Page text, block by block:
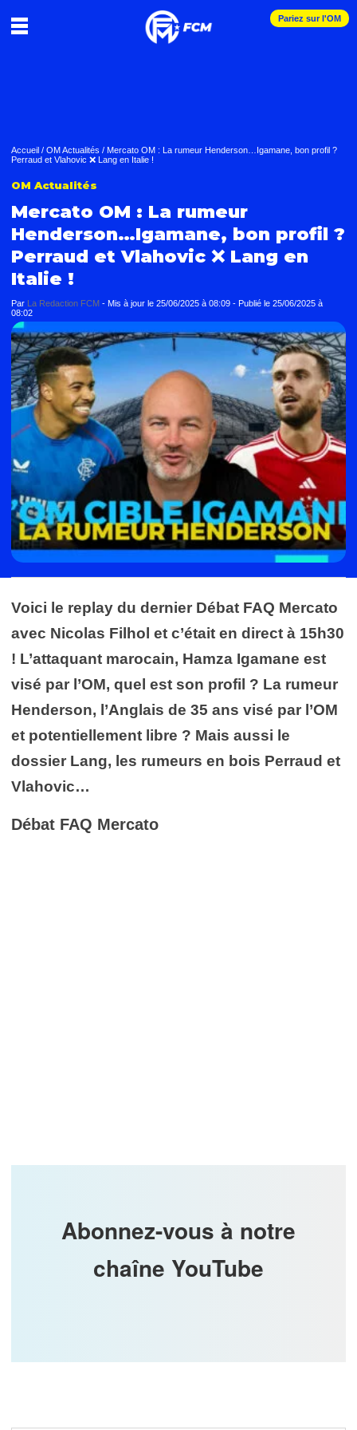
Pariez sur l'OM
Accueil / OM Actualités / Mercato OM : La rumeur Henderson…Igamane, bon profil ?
Perraud et Vlahovic ❌ Lang en Italie !
OM Actualités
Mercato OM : La rumeur
Henderson…Igamane, bon profil ?
Perraud et Vlahovic ❌ Lang en
Italie !
Par La Redaction FCM - Mis à jour le 25/06/2025 à 08:09 - Publié le 25/06/2025 à
08:02
Voici le replay du dernier Débat FAQ Mercato
avec Nicolas Filhol et c’était en direct à 15h30
! L’attaquant marocain, Hamza Igamane est
visé par l’OM, quel est son profil ? La rumeur
Henderson, l’Anglais de 35 ans visé par l’OM
et potentiellement libre ? Mais aussi le
dossier Lang, les rumeurs en bois Perraud et
Vlahovic…
Débat FAQ Mercato
Abonnez-vous à notre
chaîne YouTube